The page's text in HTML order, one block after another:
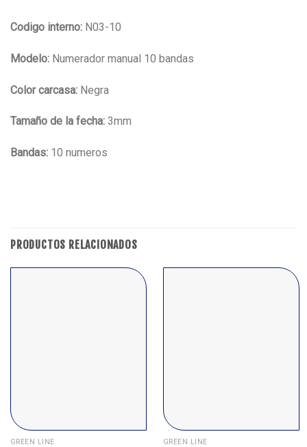
Codigo interno: N03-10
Modelo: Numerador manual 10 bandas
Color carcasa: Negra
Tamaño de la fecha: 3mm
Bandas: 10 numeros
PRODUCTOS RELACIONADOS
GREEN LINE GREEN LINE